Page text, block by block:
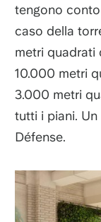
tengono
caso della
metri quadrati
10.000 metri
3.000 metri
tutti i piani.
Défense.
Immagine